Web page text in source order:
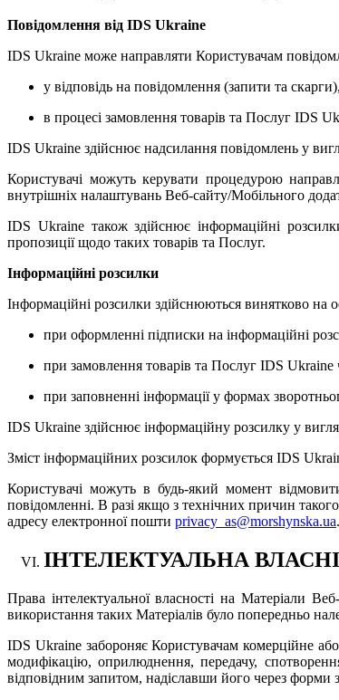
Повідомлення від IDS Ukraine
IDS Ukraine може направляти Користувачам
у відповідь на повідомлення (запити та
в процесі замовлення товарів та Послуг IDS
IDS Ukraine здійснює надсилання повідомлень у
Користувачі можуть керувати процедурою
внутрішніх налаштувань Веб-сайту/Мобільного
IDS Ukraine також здійснює інформаційні
пропозиції щодо таких товарів та Послуг.
Інформаційні розсилки
Інформаційні розсилки здійснюються винятково на
при оформленні підписки на інформаційні
при замовлення товарів та Послуг IDS Ukraine
при заповненні інформації у формах
IDS Ukraine здійснює інформаційну розсилку у
Зміст інформаційних розсилок формується IDS
Користувачі можуть в будь-який момент
повідомленні. В разі якщо з технічних причин
адресу електронної пошти privacy_as@morshynska.ua.
ІНТЕЛЕКТУАЛЬНА
Права інтелектуальної власності на Матеріали
використання таких Матеріалів було попередньо
IDS Ukraine забороняє Користувачам комерційне
модифікацію, оприлюднення, передачу,
відповідним запитом, надіславши його через форми